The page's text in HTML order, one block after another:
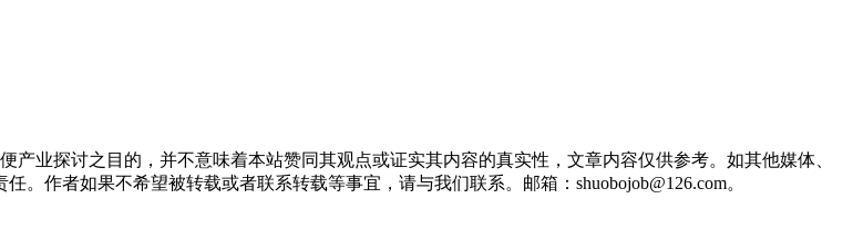
业探讨之目的，并不意味着本站赞同其观点或证实其内容的真实性，文章内容仅供参考。如其他媒体、
作者如果不希望被转载或者联系转载等事宜，请与我们联系。邮箱：shuobojob@126.com。